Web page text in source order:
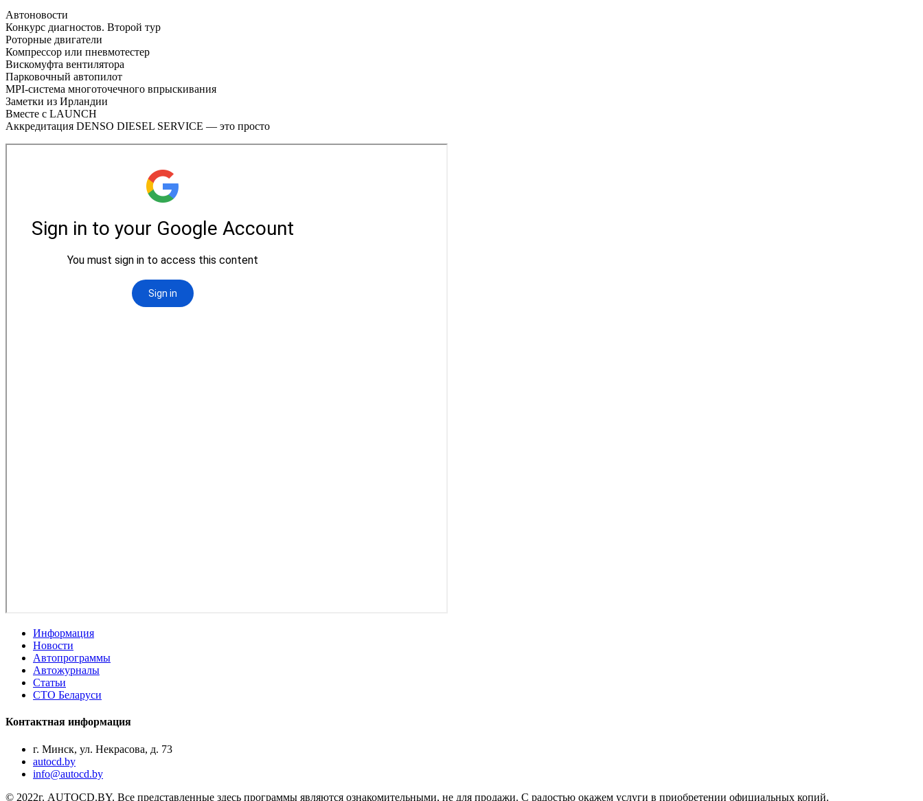
Автоновости
Конкурс диагностов. Второй тур
Роторные двигатели
Компрессор или пневмотестер
Вискомуфта вентилятора
Парковочный автопилот
MPI-система многоточечного впрыскивания
Заметки из Ирландии
Вместе с LAUNCH
Аккредитация DENSO DIESEL SERVICE — это просто
Информация
Новости
Автопрограммы
Автожурналы
Статьи
СТО Беларуси
Контактная информация
г. Минск, ул. Некрасова, д. 73
autocd.by
info@autocd.by
© 2022г. AUTOCD.BY. Все представленные здесь программы являются ознакомительными, не для продажи. С радостью окажем услуги в приобретении официальных копий.